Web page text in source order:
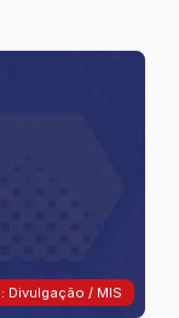
Divulgação / MIS